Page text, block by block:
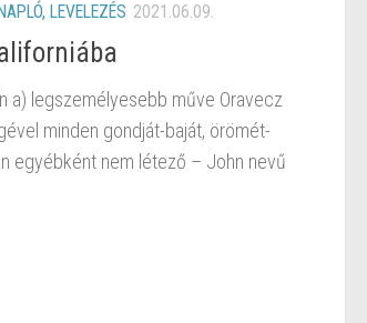
LEVELEZÉS 2021.06.09.
a) legszemélyesebb műve Oravecz
minden gondját-baját, örömét-
egyébként nem létező – John nevű